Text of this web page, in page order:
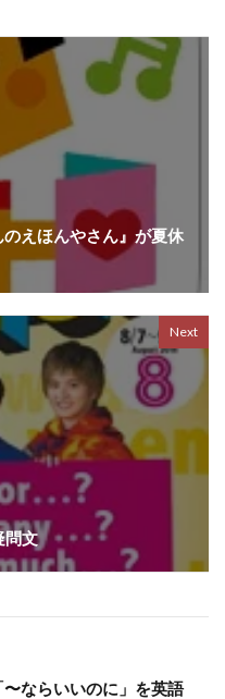
えほんやさん』が夏休
Next
問文
〜ならいいのに」を英語